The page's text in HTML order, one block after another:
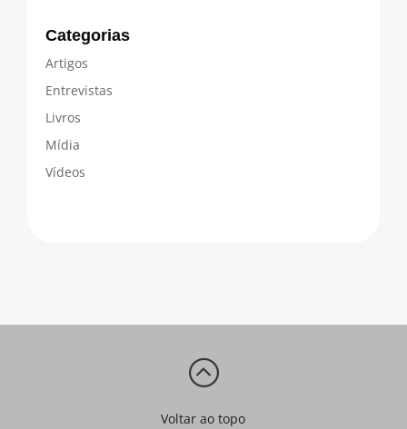
Categorias
Artigos
Entrevistas
Livros
Mídia
Vídeos
:
Voltar ao topo